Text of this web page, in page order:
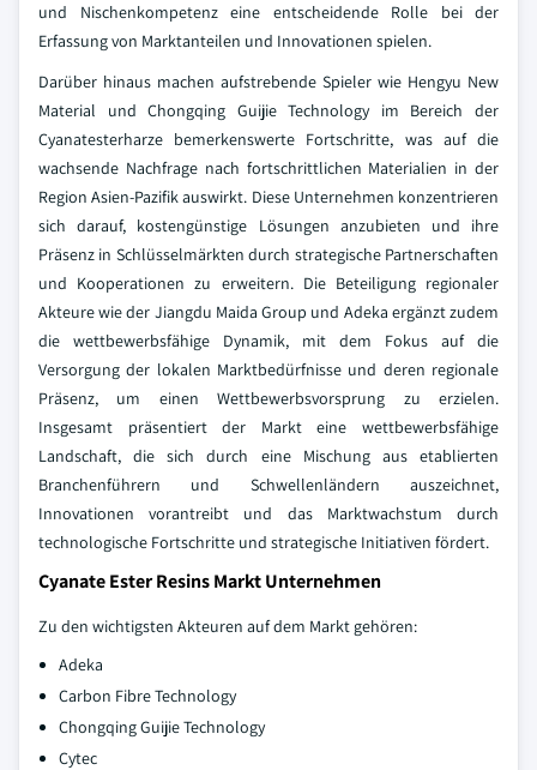
und Nischenkompetenz eine entscheidende Rolle bei der
Erfassung von Marktanteilen und Innovationen spielen.
Darüber hinaus machen aufstrebende Spieler wie Hengyu New
Material und Chongqing Guijie Technology im Bereich der
Cyanatesterharze bemerkenswerte Fortschritte, was auf die
wachsende Nachfrage nach fortschrittlichen Materialien in der
Region Asien-Pazifik auswirkt. Diese Unternehmen konzentrieren
sich darauf, kostengünstige Lösungen anzubieten und ihre
Präsenz in Schlüsselmärkten durch strategische Partnerschaften
und Kooperationen zu erweitern. Die Beteiligung regionaler
Akteure wie der Jiangdu Maida Group und Adeka ergänzt zudem
die wettbewerbsfähige Dynamik, mit dem Fokus auf die
Versorgung der lokalen Marktbedürfnisse und deren regionale
Präsenz, um einen Wettbewerbsvorsprung zu erzielen.
Insgesamt präsentiert der Markt eine wettbewerbsfähige
Landschaft, die sich durch eine Mischung aus etablierten
Branchenführern und Schwellenländern auszeichnet,
Innovationen vorantreibt und das Marktwachstum durch
technologische Fortschritte und strategische Initiativen fördert.
Cyanate Ester Resins Markt Unternehmen
Zu den wichtigsten Akteuren auf dem Markt gehören:
Adeka
Carbon Fibre Technology
Chongqing Guijie Technology
Cytec